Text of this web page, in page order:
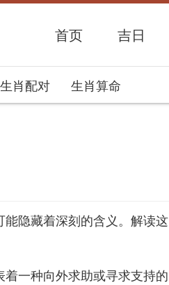
首页 吉日
生肖配对 生肖算命
隐藏着深刻的含义。解读这
一种向外求助或寻求支持的